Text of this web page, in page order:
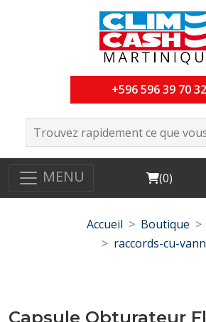
+596 596 39 70 32
MENU Cart
(0)
Accueil Boutique
raccords-cu-
Capsule Obturateur